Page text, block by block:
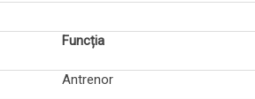
Funcția
Antrenor